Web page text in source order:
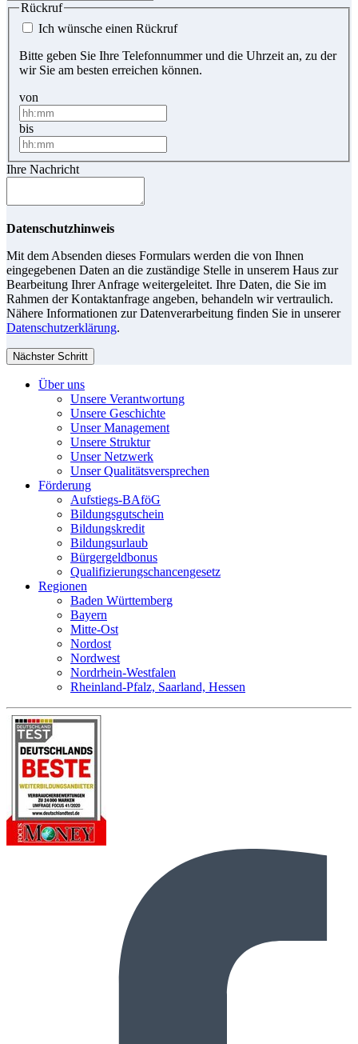
Rückruf
Ich wünsche einen Rückruf
Bitte geben Sie Ihre Telefonnummer und die Uhrzeit an, zu der
wir Sie am besten erreichen können.
von
bis
Ihre Nachricht
Datenschutzhinweis
Mit dem Absenden dieses Formulars werden die von Ihnen
eingegebenen Daten an die zuständige Stelle in unserem Haus zur
Bearbeitung Ihrer Anfrage weitergeleitet. Ihre Daten, die Sie im
Rahmen der Kontaktanfrage angeben, behandeln wir vertraulich.
Nähere Informationen zur Datenverarbeitung finden Sie in unserer
Datenschutzerklärung.
Nächster Schritt
Über uns
Unsere Verantwortung
Unsere Geschichte
Unser Management
Unsere Struktur
Unser Netzwerk
Unser Qualitätsversprechen
Förderung
Aufstiegs-BAföG
Bildungsgutschein
Bildungskredit
Bildungsurlaub
Bürgergeldbonus
Qualifizierungschancengesetz
Regionen
Baden Württemberg
Bayern
Mitte-Ost
Nordost
Nordwest
Nordrhein-Westfalen
Rheinland-Pfalz, Saarland, Hessen